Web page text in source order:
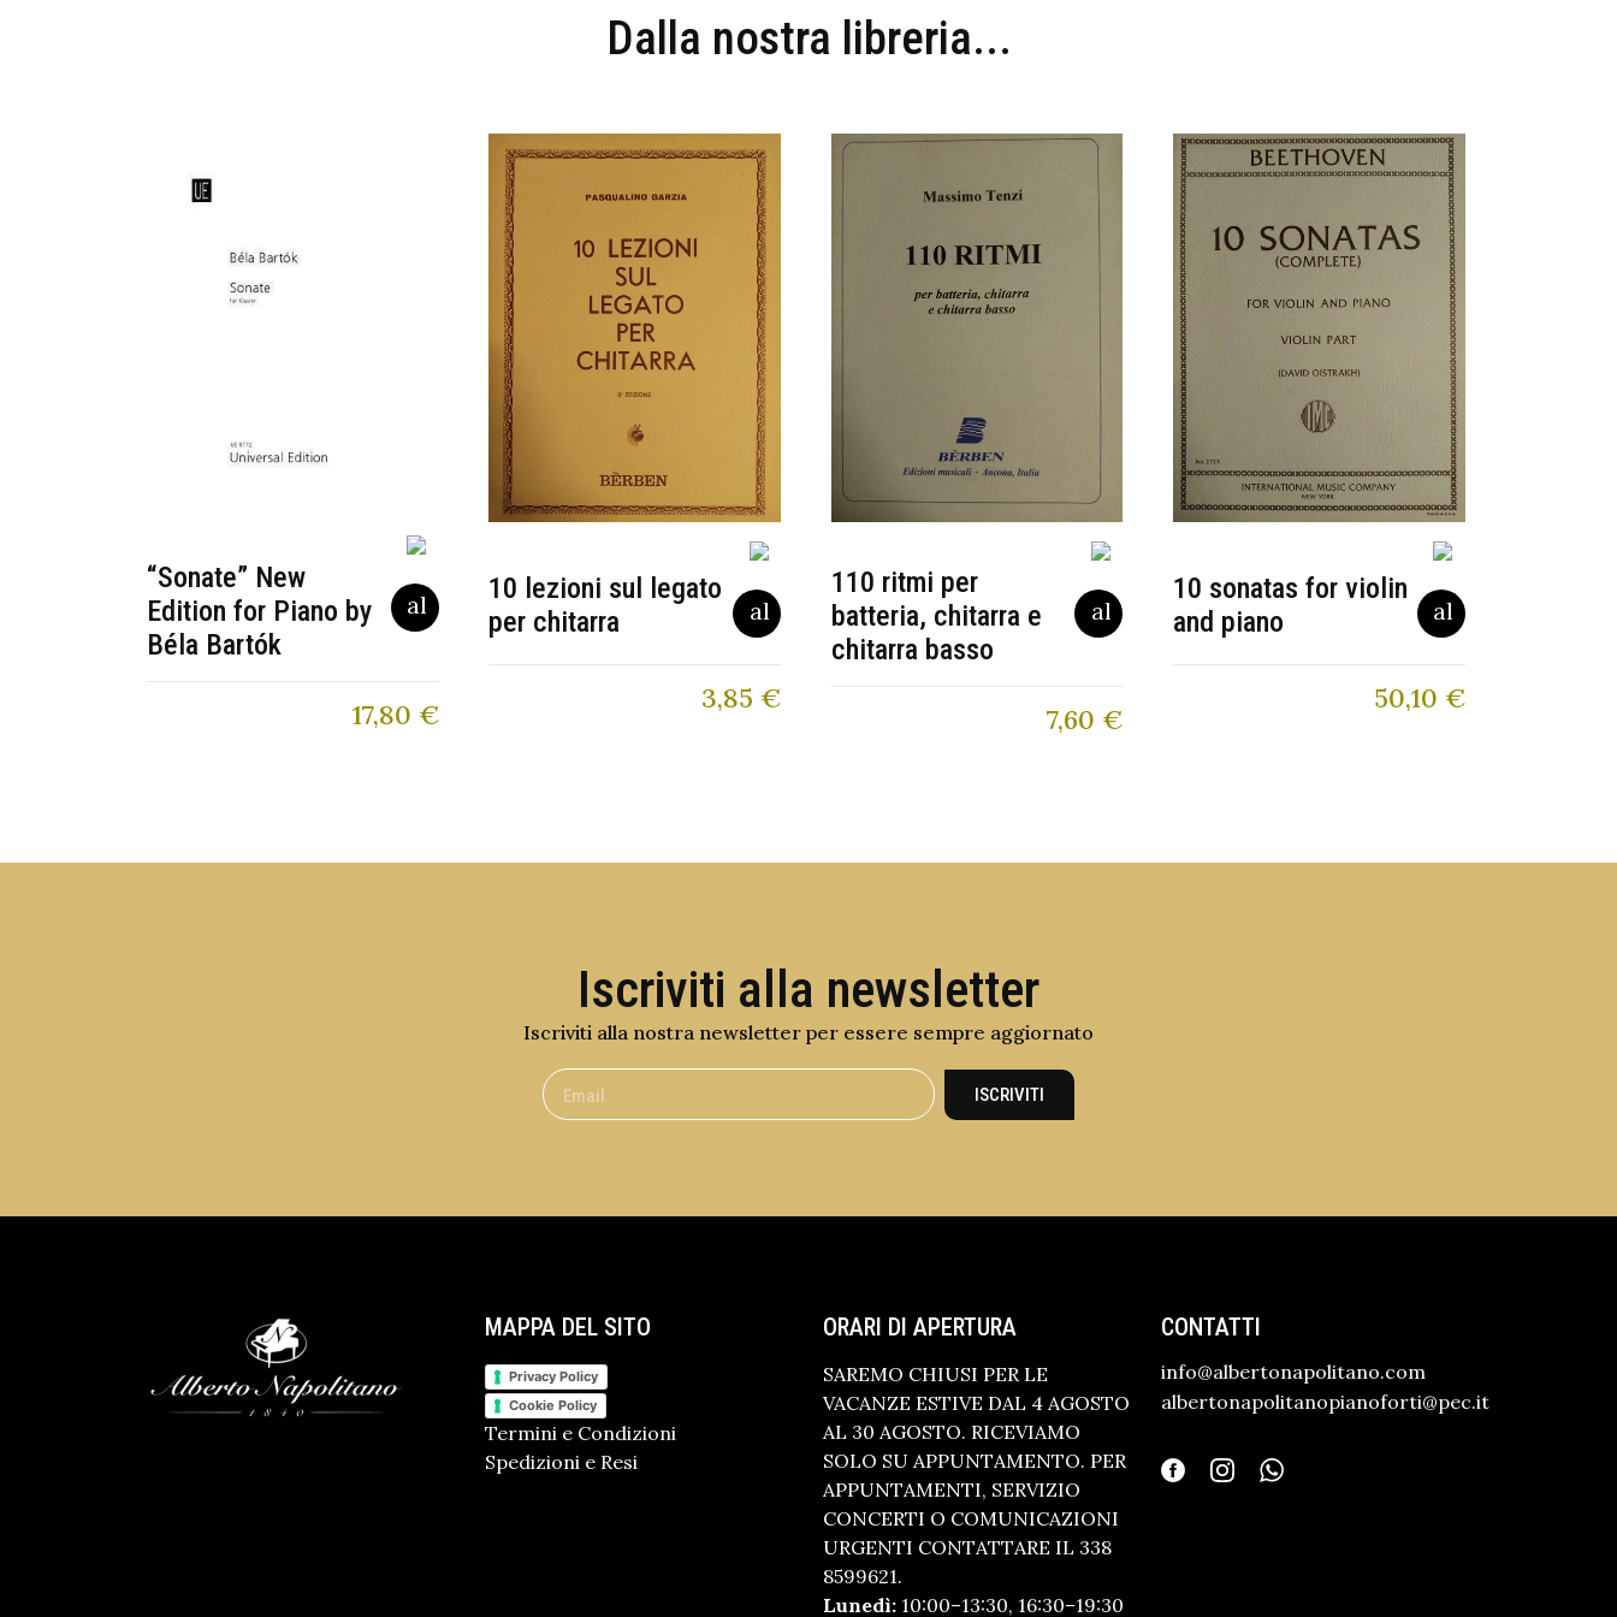
Dalla nostra libreria...
“Sonate” New
Edition for Piano by
Béla Bartók
17,80 €
10 lezioni sul legato
per chitarra
3,85 €
110 ritmi per
batteria, chitarra e
chitarra basso
7,60 €
10 sonatas for violin
and piano
50,10 €
Iscriviti alla newsletter
Iscriviti alla nostra newsletter per essere sempre aggiornato
ISCRIVITI
MAPPA DEL SITO
Privacy Policy
Cookie Policy
Termini e Condizioni
Spedizioni e Resi
ORARI DI APERTURA
SAREMO CHIUSI PER LE
VACANZE ESTIVE DAL 4 AGOSTO
AL 30 AGOSTO. RICEVIAMO
SOLO SU APPUNTAMENTO. PER
APPUNTAMENTI, SERVIZIO
CONCERTI O COMUNICAZIONI
URGENTI CONTATTARE IL 338
8599621.
Lunedì: 10:00–13:30, 16:30–19:30
CONTATTI
info@albertonapolitano.com
albertonapolitanopianoforti@pec.it